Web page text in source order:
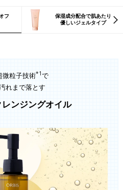
フ
保湿成分配合で肌あたり
優しいジェルタイプ
微粒子技術*1で
れまで落とす
ンジングオイル